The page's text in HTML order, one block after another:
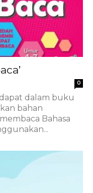
0
dalam buku
bahan
Bahasa